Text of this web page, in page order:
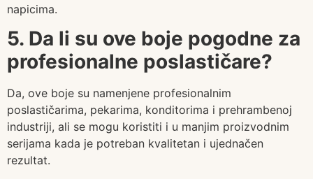
napicima.
5. Da li su ove boje pogodne za
profesionalne poslastičare?
Da, ove boje su namenjene profesionalnim
poslastičarima, pekarima, konditorima i prehrambenoj
industriji, ali se mogu koristiti i u manjim proizvodnim
serijama kada je potreban kvalitetan i ujednačen
rezultat.